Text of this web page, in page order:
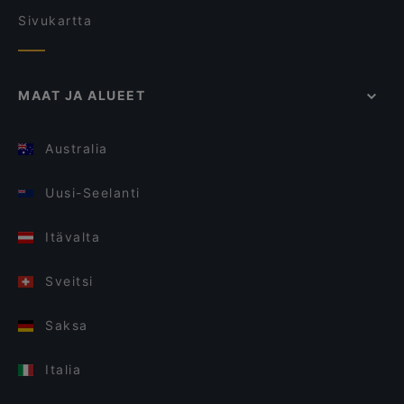
Sivukartta
MAAT JA ALUEET
Australia
Uusi-Seelanti
Itävalta
Sveitsi
Saksa
Italia